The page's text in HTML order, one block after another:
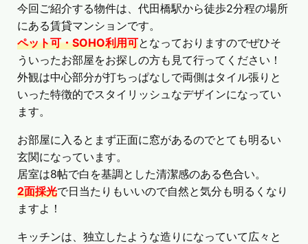
今回ご紹介する物件は、代田橋駅から徒歩2分程の場所
にある賃貸マンションです。
ペット可・SOHO利用可となっておりますのでぜひそ
ういったお部屋をお探しの方も見て行ってください！
外観は中心部分が打ちっぱなしで両側はタイル張りと
いった特徴的でスタイリッシュなデザインになってい
ます。
お部屋に入るとまず正面に窓があるのでとても明るい
玄関になっています。
居室は8帖で白を基調とした清潔感のある色合い。
2面採光で日当たりもいいので自然と気分も明るくなり
ますよ！
キッチンは、独立したような造りになっていて広々と